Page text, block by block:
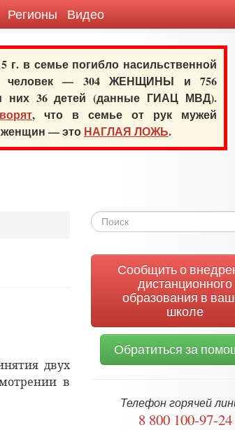
Регионы Видео
г. в семье погибло насильственной
человек — 304 ЖЕНЩИНЫ и 756
них 36 детей (данные ГИАЦ МВД).
, что в семье от рук мужей
женщин — это НАГЛАЯ ЛОЖЬ.
двух
в
Форма
Сообщить о
дистанционного
образования в
школе
Обратиться за
Телефон горячей
8 800 100-97-24